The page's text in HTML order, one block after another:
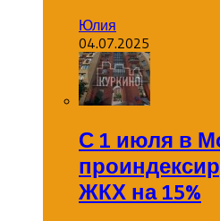
Юлия
04.07.2025
С 1 июля в
ЖКХ на 15%